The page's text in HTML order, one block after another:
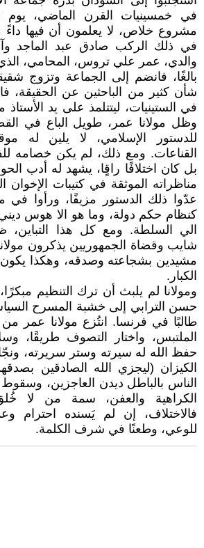
في خمسينيات القرن الماضي،
مشروع خلاص، لا يعلمون أن فيها
في ذلك الركب صادق عبد الماجد
والدي، عمر علي تروس، المحامي،
بالغًا، فانضم إلى الجماعة وتزوج
شأن كثير من الباحثين عن الحقيقة،
في الستينيات، ليتتلمذ على يد
وظل مولانا عمر، طويل الباع في
للدستور الإسلامي، لا يلين له
القناعات. ومع ذلك، لم يكن خصامه
بل كان اختلافًا راقٍا، يشهد له أدب
مناظراته الموثقة في كتيبات الإخوان
عدّوا ذلك الدستور مزيفًا، ورأوا في
كنظام حكم دولة، وما هو الا هوس ديني
الي السلطة. ومع كل هذا التباين،
شايب وقضاة الجمهوريين يذكرون
مشيدين بشجاعته وصدقه، وهكذا
الكبار.
ومولانا لم يلبث أن ترك التنظيم
حسن الترابي إلى خشبة المسرح
طالبًا في فرنسا. انتُزع مولانا عمر
الملتبس، واختار التصوف طريقًا،
حفظ الله له سيرته وستر سريرته،
الكيزان (ليجزي الله الصادقين
الناس بالباطل ديدن العاجزين،
الكراهية والعفن، سمة من لا
فالاختلاف، إن لم يَسنده احترام
للوعي، وطعنًا في شرف الكلمة.